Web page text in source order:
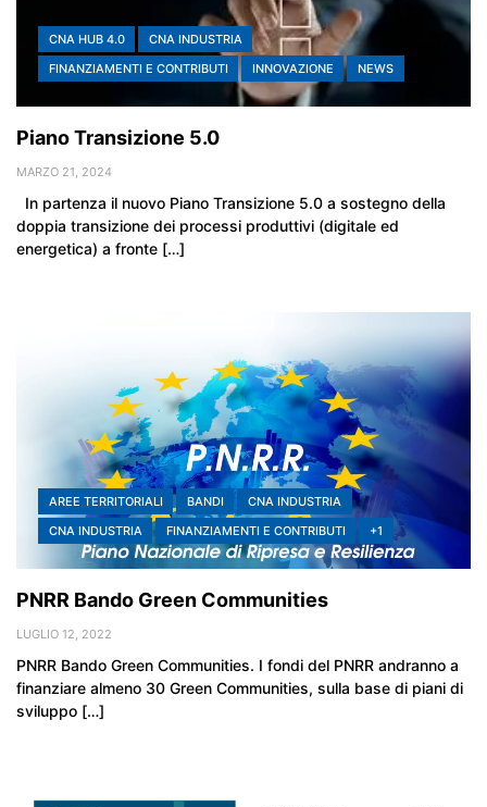
CNA HUB 4.0
CNA INDUSTRIA
FINANZIAMENTI E CONTRIBUTI
INNOVAZIONE NEWS
Piano Transizione 5.0
MARZO 21, 2024
In partenza il nuovo Piano Transizione 5.0 a sostegno della
doppia transizione dei processi produttivi (digitale ed
energetica) a fronte […]
AREE TERRITORIALI BANDI
CNA INDUSTRIA
CNA INDUSTRIA
FINANZIAMENTI E CONTRIBUTI +1
PNRR Bando Green Communities
LUGLIO 12, 2022
PNRR Bando Green Communities. I fondi del PNRR andranno a
finanziare almeno 30 Green Communities, sulla base di piani di
sviluppo […]